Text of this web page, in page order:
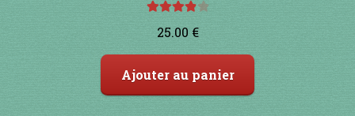
sur 5
25.00 €
Ajouter au panier